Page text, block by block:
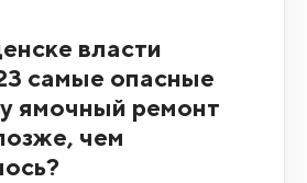
власти
самые опасные
ямочный ремонт
чем